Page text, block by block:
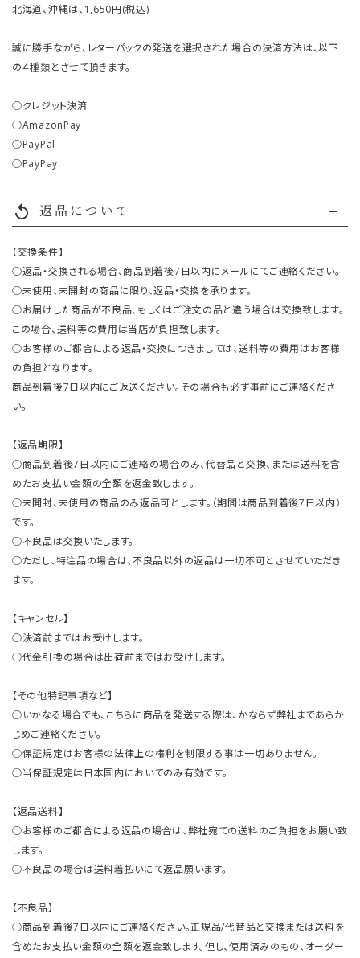
北海道、沖縄は、1,650円(税込)
誠に勝手ながら、レターパックの発送を選択された場合の決済方法は、以下
の４種類とさせて頂きます。
○クレジット決済
○AmazonPay
○PayPal
○PayPay
replay 返品について
【交換条件】
○返品・交換される場合、商品到着後7日以内にメールにてご連絡ください。
○未使用、未開封の商品に限り、返品・交換を承ります。
○お届けした商品が不良品、もしくはご注文の品と違う場合は交換致します。
この場合、送料等の費用は当店が負担致します。
○お客様のご都合による返品・交換につきましては、送料等の費用はお客様
の負担となります。
商品到着後7日以内にご返送ください。その場合も必ず事前にご連絡くださ
い。
【返品期限】
○商品到着後7日以内にご連絡の場合のみ、代替品と交換、または送料を含
めたお支払い金額の全額を返金致します。
○未開封、未使用の商品のみ返品可とします。（期間は商品到着後7日以内）
です。
○不良品は交換いたします。
○ただし、特注品の場合は、不良品以外の返品は一切不可とさせていただき
ます。
【キャンセル】
○決済前まではお受けします。
○代金引換の場合は出荷前まではお受けします。
【その他特記事項など】
○いかなる場合でも、こちらに商品を発送する際は、かならず弊社まであらか
じめご連絡ください。
○保証規定はお客様の法律上の権利を制限する事は一切ありません。
○当保証規定は日本国内においてのみ有効です。
【返品送料】
○お客様のご都合による返品の場合は、弊社宛ての送料のご負担をお願い致
します。
○不良品の場合は送料着払いにて返品願います。
【不良品】
○商品到着後7日以内にご連絡ください。正規品/代替品と交換または送料を
含めたお支払い金額の全額を返金致します。但し、使用済みのもの、オーダー